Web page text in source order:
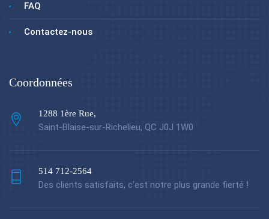
FAQ
Contactez-nous
Coordonnées
1288 1ère Rue,
Saint-Blaise-sur-Richelieu, QC J0J 1W0
514 712-2564
Des clients satisfaits, c’est notre plus grande fierté !